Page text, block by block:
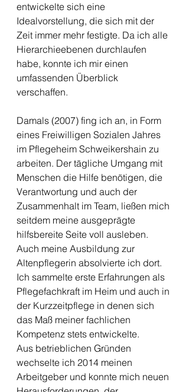
entwickelte sich eine
Idealvorstellung, die sich mit der
Zeit immer mehr festigte. Da ich alle
Hierarchieebenen durchlaufen
habe, konnte ich mir einen
umfassenden Überblick
verschaffen.
Damals (2007) fing ich an, in Form
eines Freiwilligen Sozialen Jahres
im Pflegeheim Schweikershain zu
arbeiten. Der tägliche Umgang mit
Menschen die Hilfe benötigen, die
Verantwortung und auch der
Zusammenhalt im Team, ließen mich
seitdem meine ausgeprägte
hilfsbereite Seite voll ausleben.
Auch meine Ausbildung zur
Altenpflegerin absolvierte ich dort.
Ich sammelte erste Erfahrungen als
Pflegefachkraft im Heim und auch in
der Kurzzeitpflege in denen sich
das Maß meiner fachlichen
Kompetenz stets entwickelte.
Aus betrieblichen Gründen
wechselte ich 2014 meinen
Arbeitgeber und konnte mich neuen